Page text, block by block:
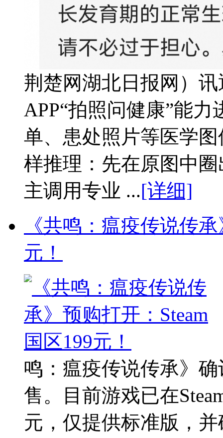
荆楚网湖北日报网）
APP“拍照问健康”能
单、患处照片等医学
样推理：先在原图中
主调用专业 ...[详细]
《共鸣：瘟疫传说传
元！
鸣：瘟疫传说传承》
售。目前游戏已在
元，仅提供标准版，